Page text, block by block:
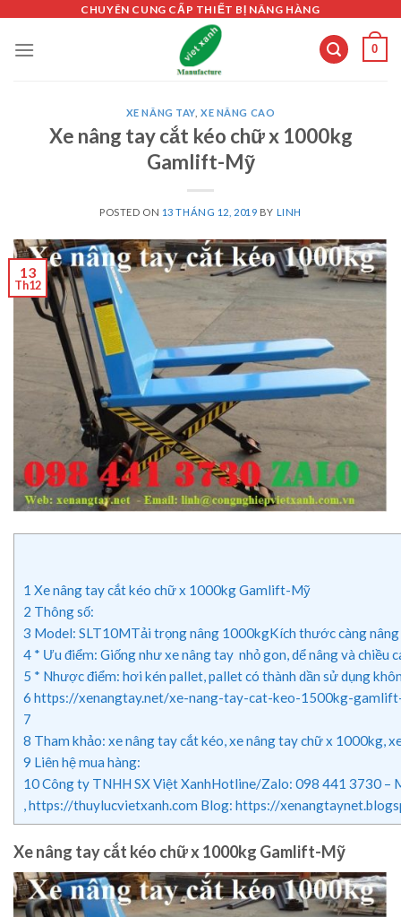
content
CHUYÊN CUNG CẤP THIẾT BỊ NÂNG HÀNG
0
XE NÂNG TAY,XE NÂNG CAO
Xe nâng tay cắt kéo chữ x 1000kg
Gamlift-Mỹ
POSTED ON 13 THÁNG 12, 2019 BY LINH
13
Th12
1 Xe nâng tay cắt kéo chữ x 1000kg Gamlift-Mỹ
2 Thông số:
3 Model: SLT10MTải trọng nâng 1000kgKích thước càng
4 * Ưu điểm: Giống như xe nâng tay nhỏ gon, dể nâng và chiều
5 * Nhược điểm: hơi kén pallet, pallet có thành dần sử dụng
6 https://xenangtay.net/xe-nang-tay-cat-keo-1500kg-
7
8 Tham khảo: xe nâng tay cắt kéo, xe nâng tay chữ x 1000kg,
9 Liên hệ mua hàng:
10Công ty TNHH SX Việt XanhHotline/Zalo: 098 441 3730
, https://thuylucvietxanh.com Blog: https://
Xe nâng tay cắt kéo chữ x 1000kg Gamlift-Mỹ